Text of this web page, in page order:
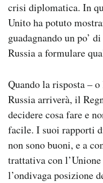
crisi diplomatica. In
Unito ha potuto
guadagnando un po’
Russia a formulare
Quando la risposta –
Russia arriverà, il
decidere cosa fare e
facile. I suoi rapporti
non sono buoni, e a
trattativa con
l’ondivaga posizione